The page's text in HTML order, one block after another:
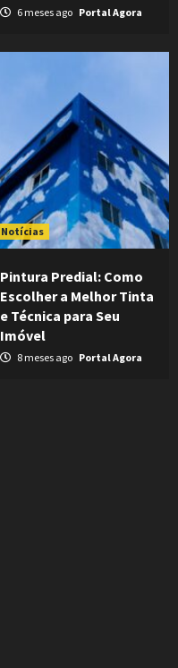
6 meses ago Portal Agora
Notícias
Pintura Predial: Como
Escolher a Melhor Tinta
e Técnica para Seu
Imóvel
8 meses ago Portal Agora